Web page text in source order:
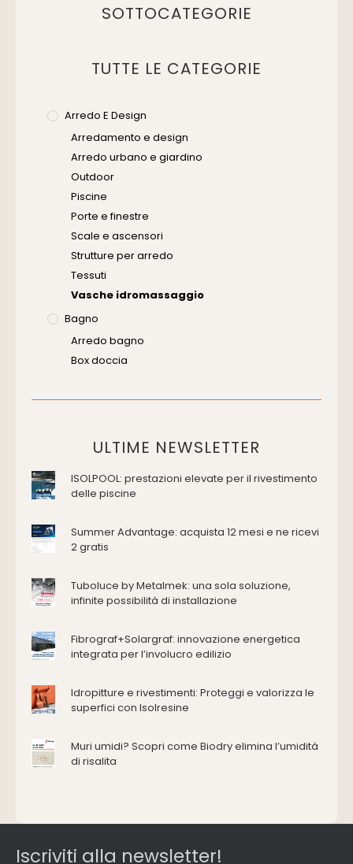
SOTTOCATEGORIE
TUTTE LE CATEGORIE
Arredo E Design
Arredamento e design
Arredo urbano e giardino
Outdoor
Piscine
Porte e finestre
Scale e ascensori
Strutture per arredo
Tessuti
Vasche idromassaggio
Bagno
Arredo bagno
Box doccia
Placche di comando per wc
Domotica Ed Impianti Elettrici
Edilizia
Antincendio e sicurezza
Attrezzature manuali
Cappe d'aspirazione
Consolidamento
Deumidificazione
Energie rinnovabili
Ferramenta e fissaggi
Impianti idrici e depurazione
Impianti termici e climatizzazione
Materiali da costruzione
Pannelli
ULTIME NEWSLETTER
ISOLPOOL: prestazioni elevate per il rivestimento
delle piscine
Summer Advantage: acquista 12 mesi e ne ricevi
2 gratis
Tuboluce by Metalmek: una sola soluzione,
infinite possibilità di installazione
Fibrograf+Solargraf: innovazione energetica
integrata per l’involucro edilizio
Idropitture e rivestimenti: Proteggi e valorizza le
superfici con Isolresine
Muri umidi? Scopri come Biodry elimina l’umidità
di risalita
Iscriviti alla newsletter!